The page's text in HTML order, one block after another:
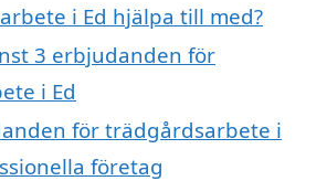
i Ed hjälpa till med?
3 erbjudanden för
i Ed
för trädgårdsarbete i
företag